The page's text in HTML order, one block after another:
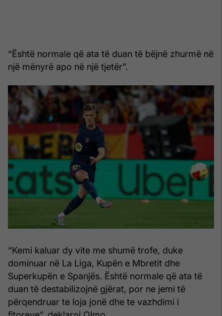
“Është normale që ata të duan të bëjnë zhurmë në
një mënyrë apo në një tjetër”.
“Kemi kaluar dy vite me shumë trofe, duke
dominuar në La Liga, Kupën e Mbretit dhe
Superkupën e Spanjës. Është normale që ata të
duan të destabilizojnë gjërat, por ne jemi të
përqendruar te loja jonë dhe te vazhdimi i